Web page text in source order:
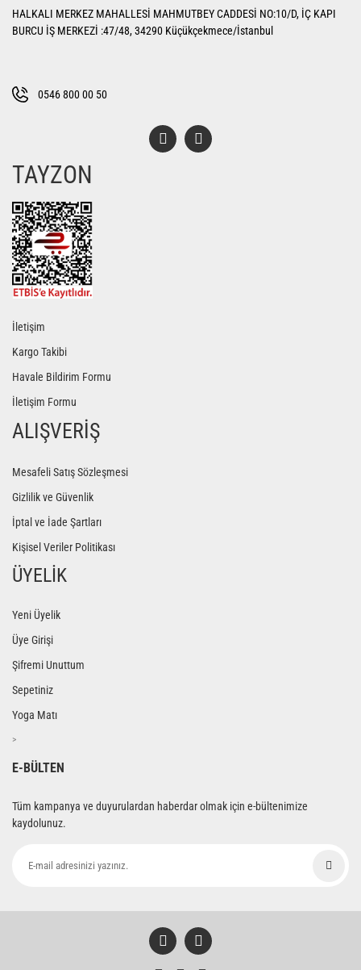
Ürün açıklamasında eksik bilgiler bulunuyor.
Bu ürüne benzer farklı alternatifler olmalı.
HALKALI MERKEZ MAHALLESİ MAHMUTBEY CADDESİ NO:10/D, İÇ KAPI
BURCU İŞ MERKEZİ :47/48, 34290 Küçükçekmece/İstanbul
0546 800 00 50
TAYZON
İletişim
Kargo Takibi
Havale Bildirim Formu
İletişim Formu
ALIŞVERİŞ
Mesafeli Satış Sözleşmesi
Gizlilik ve Güvenlik
İptal ve İade Şartları
Kişisel Veriler Politikası
ÜYELİK
Yeni Üyelik
Üye Girişi
Şifremi Unuttum
Sepetiniz
Yoga Matı
>
E-BÜLTEN
Tüm kampanya ve duyurulardan haberdar olmak için e-bültenimize
kaydolunuz.